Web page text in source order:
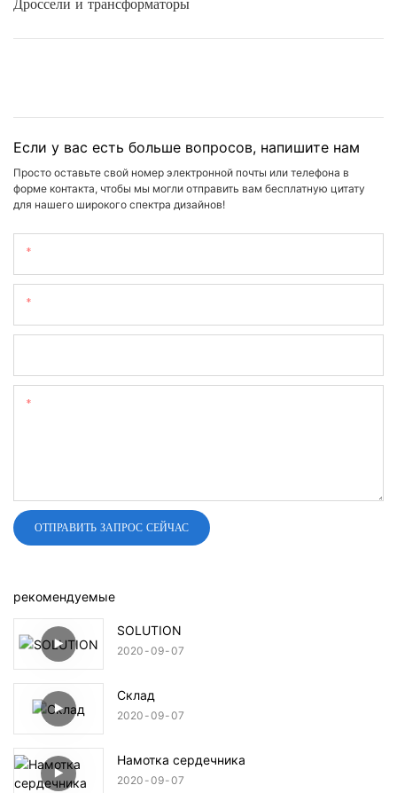
Дроссели и трансформаторы
Если у вас есть больше вопросов, напишите нам
Просто оставьте свой номер электронной почты или телефона в
форме контакта, чтобы мы могли отправить вам бесплатную цитату
для нашего широкого спектра дизайнов!
ОТПРАВИТЬ ЗАПРОС СЕЙЧАС
рекомендуемые
SOLUTION
2020 09 07
Склад
2020 09 07
Намотка сердечника
2020 09 07